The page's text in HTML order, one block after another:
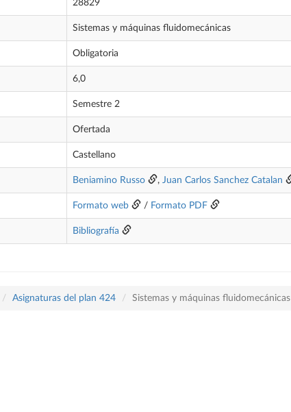
28829
Sistemas y máquinas fluidomecánicas
Obligatoria
6,0
Semestre 2
Ofertada
Castellano
Beniamino Russo , Juan Carlos Sanchez Catalan
Formato web / Formato PDF
Bibliografía
Asignaturas del plan 424 Sistemas y máquinas fluidomecánicas